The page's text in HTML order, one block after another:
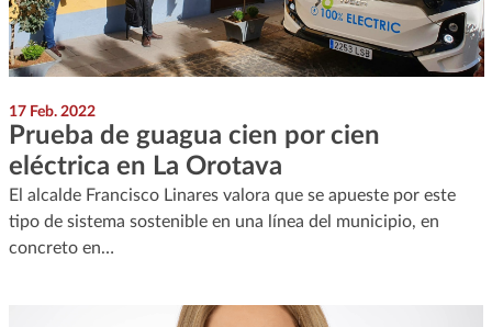
17 Feb. 2022
Prueba de guagua cien por cien
eléctrica en La Orotava
El alcalde Francisco Linares valora que se apueste por este
tipo de sistema sostenible en una línea del municipio, en
concreto en…